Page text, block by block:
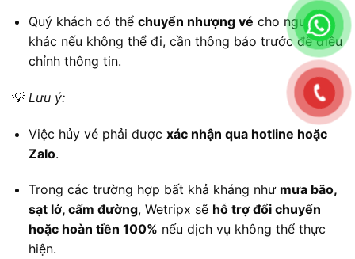
Quý khách có thể chuyển nhượng vé cho người
khác nếu không thể đi, cần thông báo trước để điều
chỉnh thông tin.
💡 Lưu ý:
Việc hủy vé phải được xác nhận qua hotline hoặc
Zalo.
Trong các trường hợp bất khả kháng như mưa bão,
sạt lở, cấm đường, Wetripx sẽ hỗ trợ đổi chuyến
hoặc hoàn tiền 100% nếu dịch vụ không thể thực
hiện.